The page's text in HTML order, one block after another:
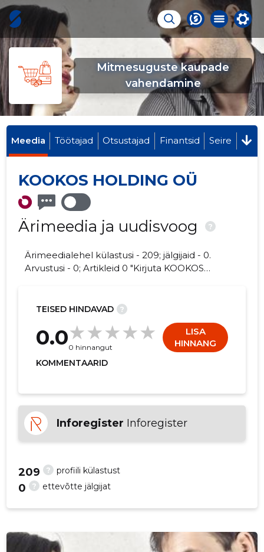
Mitmesuguste kaupade
vahendamine
Meedia Töötajad Otsustajad Finantsid Seire
KOOKOS HOLDING OÜ
Ärimeedia ja uudisvoog ?
Ärimeedialehel külastusi - 209; jälgijaid - 0.
Arvustusi - 0; Artikleid 0 "Kirjuta KOOKOS
TEISED HINDAVAD ?
0.00 hinnangut
LISA
HINNANG
KOMMENTAARID
Inforegister Inforegister
? profiili külastust
209
? ettevõtte jälgijat
0